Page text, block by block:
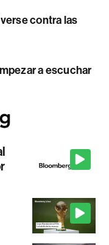
contra las
a escuchar